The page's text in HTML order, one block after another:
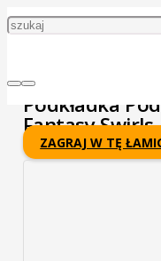
Podkładka
Fantasy Swirls
ZAGRAJ W TĘ